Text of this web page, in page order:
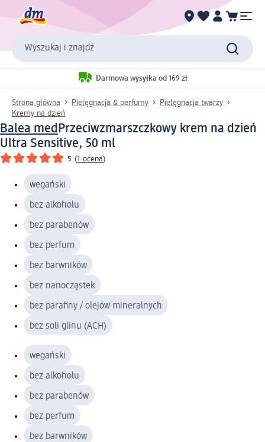
Wyszukaj i znajdź
Darmowa wysyłka od 169 zł
Strona główna Pielęgnacja & perfumy
Pielęgnacja twarzy
Kremy na dzień
Balea medPrzeciwzmarszczkowy krem na dzień
Ultra Sensitive, 50 ml
5 (1 ocena)
wegański
bez alkoholu
bez parabenów
bez perfum
bez barwników
bez nanocząstek
bez parafiny / olejów mineralnych
bez soli glinu (ACH)
wegański
bez alkoholu
bez parabenów
bez perfum
bez barwników